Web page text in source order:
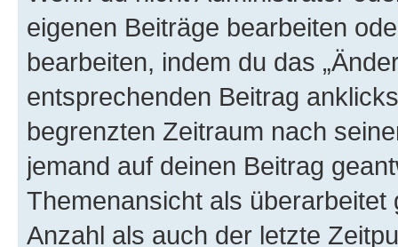
eigenen Beiträge bearbeiten
bearbeiten, indem du das
entsprechenden Beitrag
begrenzten Zeitraum nach
jemand auf deinen Beitrag
Themenansicht als
Anzahl als auch der letzte